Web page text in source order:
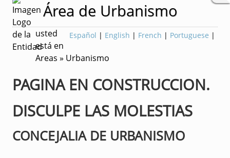
Área de Urbanismo
Español | English | French | Portuguese |
usted
está en
Areas » Urbanismo
PAGINA EN CONSTRUCCION.
DISCULPE LAS MOLESTIAS
CONCEJALIA DE URBANISMO